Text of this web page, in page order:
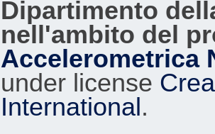
Dipartimento
nell'ambito del
Accelerometrica
under license
International.